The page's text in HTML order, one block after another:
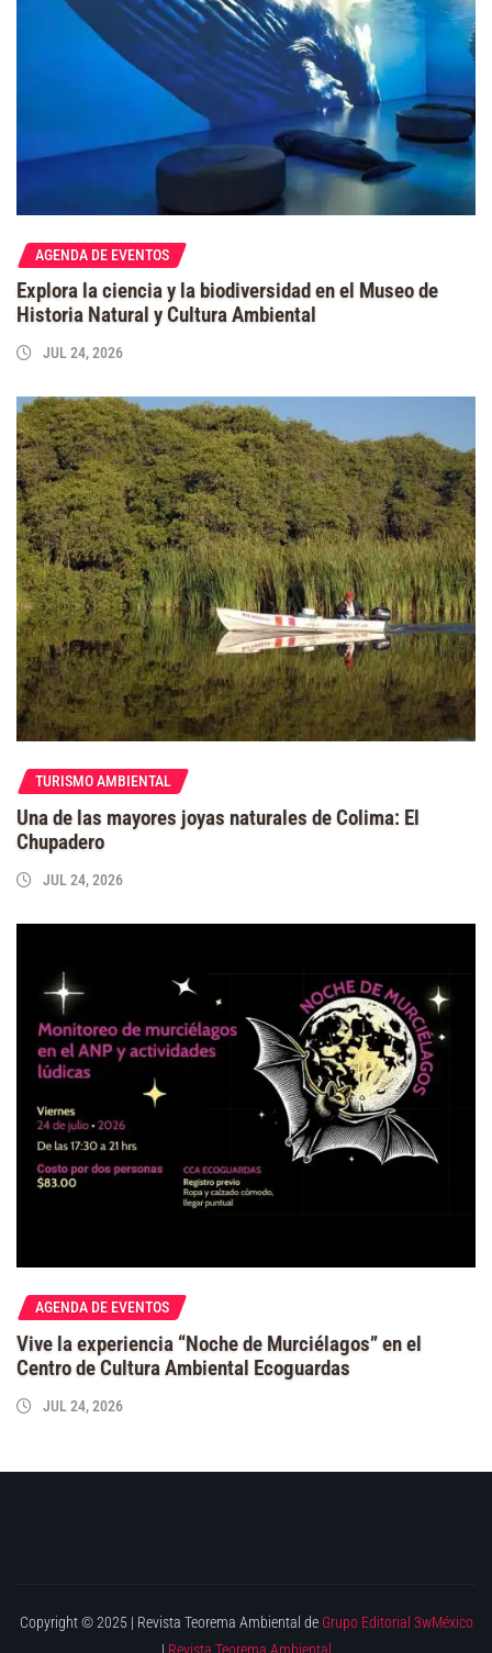
AGENDA DE EVENTOS
Explora la ciencia y la biodiversidad en el Museo de
Historia Natural y Cultura Ambiental
JUL 24, 2026
TURISMO AMBIENTAL
Una de las mayores joyas naturales de Colima: El
Chupadero
JUL 24, 2026
AGENDA DE EVENTOS
Vive la experiencia “Noche de Murciélagos” en el
Centro de Cultura Ambiental Ecoguardas
JUL 24, 2026
Copyright © 2025 | Revista Teorema Ambiental de Grupo Editorial 3wMéxico